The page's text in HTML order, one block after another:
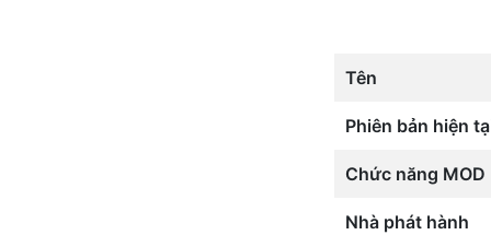
Tên
Phiên bản hiện
Chức năng MOD
Nhà phát hành